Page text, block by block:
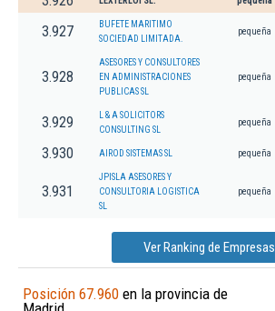
3.927
BUFETE MARITIMO
SOCIEDAD LIMITADA.
pequeña
3.928
ASESORES Y CONSULTORES
EN ADMINISTRACIONES
PUBLICAS SL
pequeña
3.929
L & A SOLICITORS
CONSULTING SL
pequeña
3.930 AIROD SISTEMAS SL pequeña
3.931
JPISLA ASESORES Y
CONSULTORIA LOGISTICA
SL
pequeña
Ver Ranking de
Posición 67.960 en la provincia de